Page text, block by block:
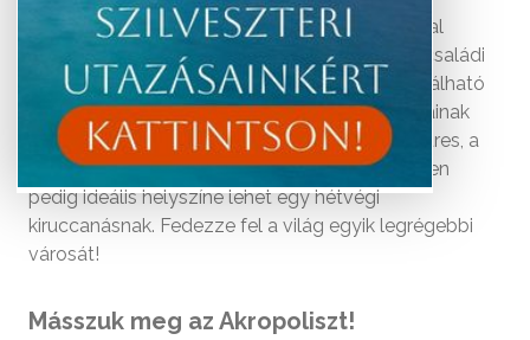
Tökéletes időjárásával, családbarát szállodáival
fővárosa, Athén remek célpont családi
nyaraláshoz. Nyáron a városlátogatás kombinálható
az athéni riviéra vagy a közeli szigetek strandjainak
kipróbálásával is. Athén augusztusban szinte üres, a
legtöbb görög a szigetekre megy nyaralni. Télen
pedig ideális helyszíne lehet egy hétvégi
kiruccanásnak. Fedezze fel a világ egyik legrégebbi
városát!
Másszuk meg az Akropoliszt!